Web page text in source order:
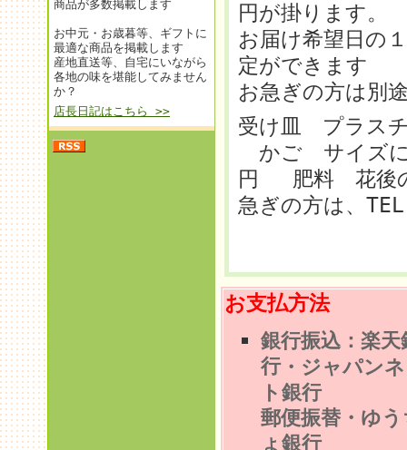
商品が多数掲載します
お中元・お歳暮等、ギフトに
最適な商品を掲載します
産地直送等、自宅にいながら
各地の味を堪能してみません
か？
店長日記はこちら >>
円が掛ります。
お届け希望日の
定ができます
お急ぎの方は別
受け皿 プラス
かご サイズに
円 肥料 花後の
急ぎの方は、
お支払方法
銀行振込：楽天
行・ジャパン
ト銀行
郵便振替・ゆ
ょ銀行